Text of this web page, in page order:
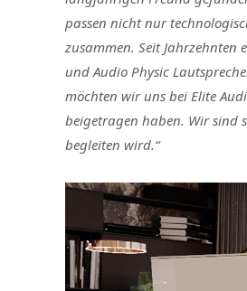
passen nicht nur
zusammen. Seit Jahrzehnten
und Audio Physic
möchten wir uns bei Elite
beigetragen haben. Wir sind
begleiten wird.“